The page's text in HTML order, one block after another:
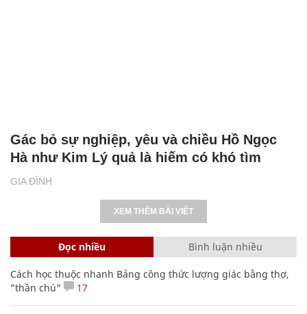
GIA ĐÌNH
Gác bỏ sự nghiệp, yêu và chiều Hồ Ngọc
Hà như Kim Lý quả là hiếm có khó tìm
XEM THÊM BÀI VIẾT
Đọc nhiều Bình luận nhiều
Cách học thuộc nhanh Bảng công thức lượng giác bằng thơ,
"thần chú"
17